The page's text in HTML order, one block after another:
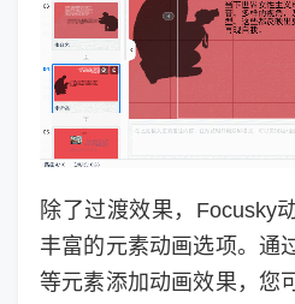
除了过渡效果，Focusky
丰富的元素动画选项。通
等元素添加动画效果，您